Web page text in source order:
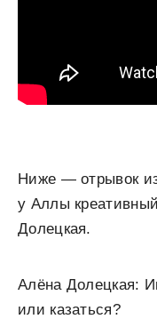
Ниже — отрывок
у Аллы
Долецкая.
Алёна Долецкая:
или казаться?